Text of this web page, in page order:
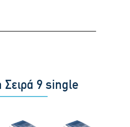
9 single